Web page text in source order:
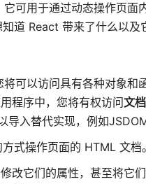
可用于通过动态操作页
道 React 带来了什么以及
可以访问具有各种对象和
程序中，您将有权访问文
入替代实现，例如JSDOM
式操作页面的 HTML 文
改它们的属性，甚至将它